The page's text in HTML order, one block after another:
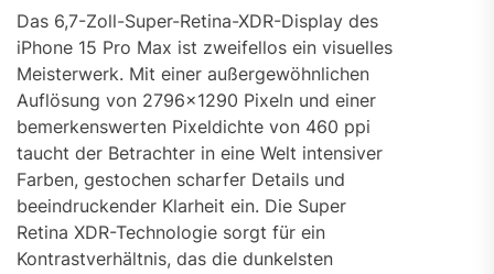
Das 6,7-Zoll-Super-Retina-XDR-Display des
iPhone 15 Pro Max ist zweifellos ein visuelles
Meisterwerk. Mit einer außergewöhnlichen
Auflösung von 2796×1290 Pixeln und einer
bemerkenswerten Pixeldichte von 460 ppi
taucht der Betrachter in eine Welt intensiver
Farben, gestochen scharfer Details und
beeindruckender Klarheit ein. Die Super
Retina XDR-Technologie sorgt für ein
Kontrastverhältnis, das die dunkelsten